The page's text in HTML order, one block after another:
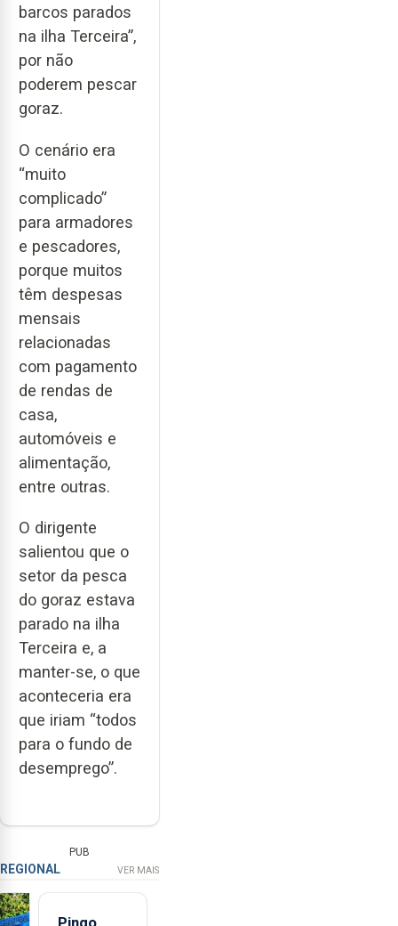
barcos parados
na ilha Terceira”,
por não
poderem pescar
goraz.
O cenário era
“muito
complicado”
para armadores
e pescadores,
porque muitos
têm despesas
mensais
relacionadas
com pagamento
de rendas de
casa,
automóveis e
alimentação,
entre outras.
O dirigente
salientou que o
setor da pesca
do goraz estava
parado na ilha
Terceira e, a
manter-se, o que
aconteceria era
que iriam “todos
para o fundo de
desemprego”.
PUB
REGIONAL VER MAIS
Pingo